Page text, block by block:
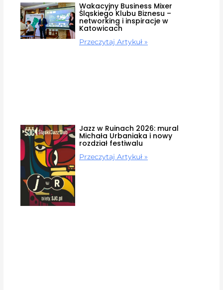
Wakacyjny Business Mixer
Śląskiego Klubu Biznesu –
networking i inspiracje w
Katowicach
Przeczytaj Artykuł »
Jazz w Ruinach 2026: mural
Michała Urbaniaka i nowy
rozdział festiwalu
Przeczytaj Artykuł »